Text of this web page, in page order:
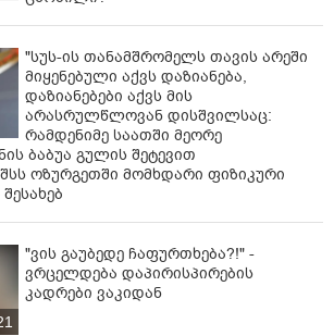
"სუს-ის თანამშრომელს თავის არეში
მიყენებული აქვს დაზიანება,
დაზიანებები აქვს მის
არასრულწლოვან დისშვილსაც:
რამდენიმე საათში მეორე
ბაბუა გულის შეტევით
ოზურგეთში მომხდარი ფიზიკური
"ვის გაუბედე ჩაფურთხება?!" -
ვრცელდება დაპირისპირების
კადრები ვაკიდან